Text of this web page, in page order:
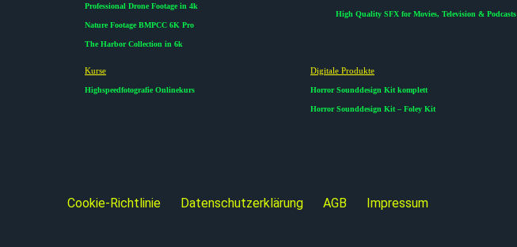
Professional Drone Footage in 4k
Nature Footage BMPCC 6K Pro
The Harbor Collection in 6k
High Quality SFX for Movies, Television & Podcasts
Kurse​
Highspeedfotografie Onlinekurs
Digitale Produkte​
Horror Sounddesign Kit komplett
Horror Sounddesign Kit – Foley Kit
Cookie-Richtlinie Datenschutzerklärung AGB Impressum